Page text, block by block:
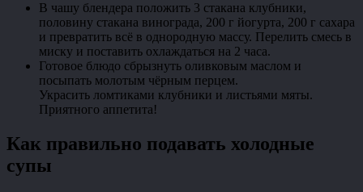
В чашу блендера положить 3 стакана клубники,
половину стакана винограда, 200 г йогурта, 200 г сахара
и превратить всё в однородную массу. Перелить смесь в
миску и поставить охлаждаться на 2 часа.
Готовое блюдо сбрызнуть оливковым маслом и
посыпать молотым чёрным перцем.
Украсить ломтиками клубники и листьями мяты.
Приятного аппетита!
Как правильно подавать холодные
супы